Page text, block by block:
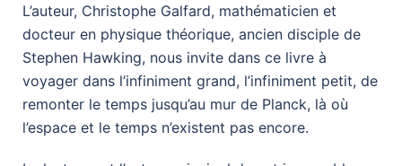
L’auteur, Christophe Galfard, mathématicien et
docteur en physique théorique, ancien disciple de
Stephen Hawking, nous invite dans ce livre à
voyager dans l’infiniment grand, l’infiniment petit, de
remonter le temps jusqu’au mur de Planck, là où
l’espace et le temps n’existent pas encore.